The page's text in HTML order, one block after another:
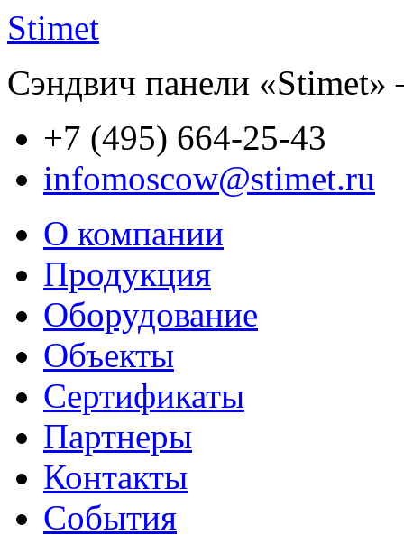
Stimet
Сэндвич панели
+7 (495) 664-25-43
infomoscow@stimet.ru
О компании
Продукция
Оборудование
Объекты
Сертификаты
Партнеры
Контакты
События